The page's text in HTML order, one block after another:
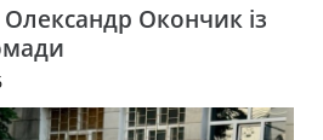
Олександр Окончик із